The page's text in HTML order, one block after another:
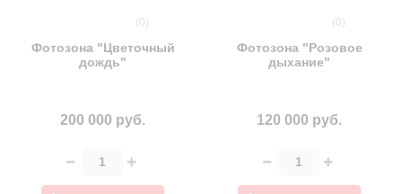
(0)
Фотозона "Цветочный
дождь"
200 000 руб.
(0)
Фотозона "Розовое
дыхание"
120 000 руб.